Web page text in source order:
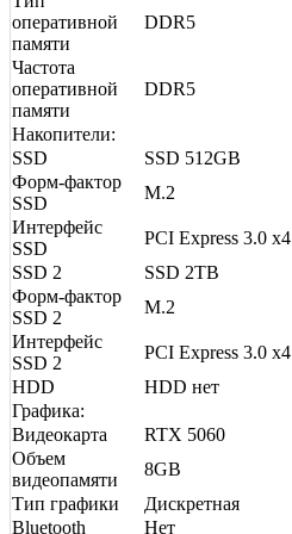
оперативной
памяти
DDR5
Частота
оперативной
памяти
DDR5
Накопители:
SSD
SSD 512GB
Форм-фактор
SSD
M.2
Интерфейс
SSD
PCI Express 3.0 x4
SSD 2
SSD 2TB
Форм-фактор
SSD 2
M.2
Интерфейс
SSD 2
PCI Express 3.0 x4
HDD
HDD нет
Графика:
Видеокарта
RTX 5060
Объем
видеопамяти
8GB
Тип графики
Дискретная
Bluetooth
Нет